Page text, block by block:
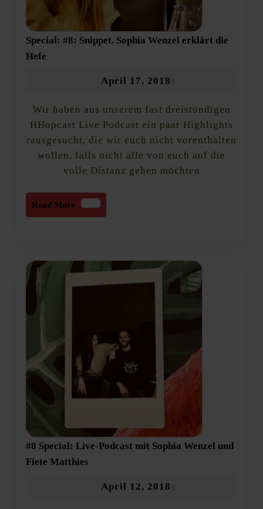
Special: #8: Snippet. Sophia Wenzel erklärt die
Hefe
erklärt
die
Hefe
April 17, 2018 April
2018
Wir haben aus unserem fast dreistündigen
HHopcast Live Podcast ein paar Highlights
rausgesucht, die wir euch nicht vorenthalten
wollen, falls nicht alle von euch auf die
volle Distanz gehen möchten
Read More
Read
More
#8 Special: Live-Podcast mit Sophia Wenzel und
Fiete Matthies
Live-
Podcast
April 12, 2018 April